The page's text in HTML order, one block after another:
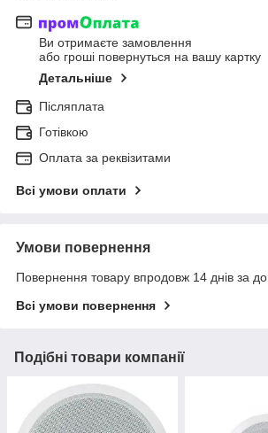
Ви отримаєте замовлення
або гроші повернуться на вашу картку
Детальніше
Післяплата
Готівкою
Оплата за реквізитами
Всі умови оплати
Умови повернення
Повернення товару впродовж 14 днів за
Всі умови повернення
Подібні товари компанії